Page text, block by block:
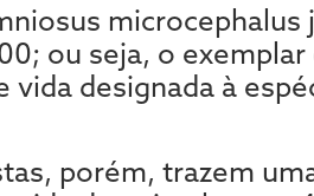
ou seja, o
vida designada à
porém, trazem